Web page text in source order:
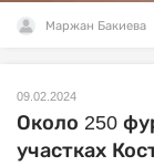
Маржан Бакиева
09.02.2024
Около 250
участках